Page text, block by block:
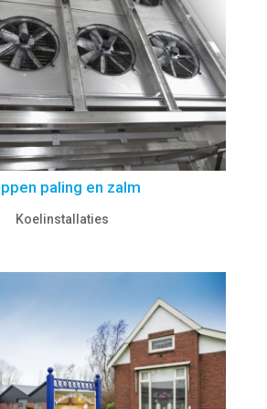
paling en zalm
Koelinstallaties